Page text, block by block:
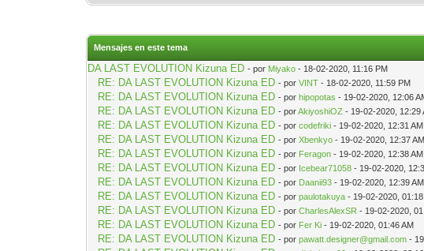
Mensajes en este tema
DA LAST EVOLUTION Kizuna ED - por Miyako - 18-02-2020, 11:16 PM
RE: DA LAST EVOLUTION Kizuna ED - porVINT - 18-02-2020, 11:59 PM
RE: DA LAST EVOLUTION Kizuna ED - porhipopotas - 19-02-2020, 12:06
RE: DA LAST EVOLUTION Kizuna ED - porAkiyoshiOZ - 19-02-2020, 12:29
RE: DA LAST EVOLUTION Kizuna ED - porcodefriki - 19-02-2020, 12:31 AM
RE: DA LAST EVOLUTION Kizuna ED - porXbenkyo - 19-02-2020, 12:37 AM
RE: DA LAST EVOLUTION Kizuna ED - por Feragon - 19-02-2020, 12:38 AM
RE: DA LAST EVOLUTION Kizuna ED - por Icebear71058 - 19-02-2020,
RE: DA LAST EVOLUTION Kizuna ED - por Daanii93 - 19-02-2020, 12:39 AM
RE: DA LAST EVOLUTION Kizuna ED - porpaulotakuya - 19-02-2020, 01:18
RE: DA LAST EVOLUTION Kizuna ED - porCharlesAlexSR - 19-02-2020,
RE: DA LAST EVOLUTION Kizuna ED - por Fer Ki - 19-02-2020, 01:46 AM
RE: DA LAST EVOLUTION Kizuna ED - porpawatt.designer@gmail.com -